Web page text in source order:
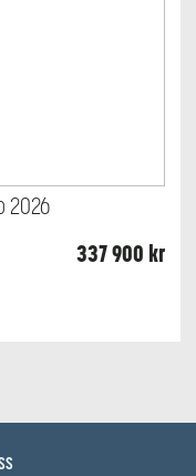
2026
337 900 kr